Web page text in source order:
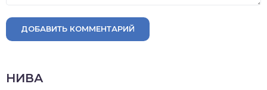
ДОБАВИТЬ КОММЕНТАРИЙ
НИВА